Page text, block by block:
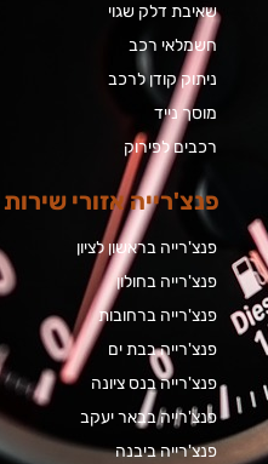
שאיבת דלק שגוי
חשמלאי רכב
ניתוק קודן לרכב
מוסך נייד
רכבים לפירוק
פנצ'רייה אזורי שירות
פנצ'רייה בראשון לציון
פנצ'רייה בחולון
פנצ'רייה ברחובות
פנצ'רייה בבת ים
פנצ'רייה בנס ציונה
פנצ'רייה בבאר יעקב
פנצ'רייה ביבנה